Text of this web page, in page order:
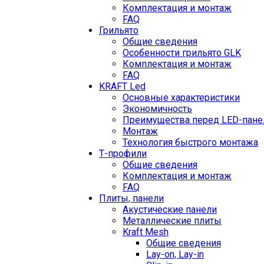
Комплектация и монтаж
FAQ
Грильято
Общие сведения
Особенности грильято GLK
Комплектация и монтаж
FAQ
KRAFT Led
Основные характеристики
Экономичность
Преимущества перед LED-
Монтаж
Технология быстрого монтажа
Т-профили
Общие сведения
Комплектация и монтаж
FAQ
Плиты, панели
Акустические панели
Металлические плиты
Kraft Mesh
Общие сведения
Lay-on, Lay-in